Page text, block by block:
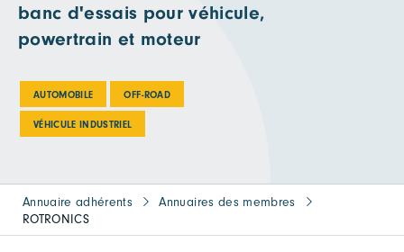
banc d'essais pour véhicule,
powertrain et moteur
AUTOMOBILE OFF-ROAD
VÉHICULE INDUSTRIEL
Annuaire adhérents
Annuaires des membres
ROTRONICS